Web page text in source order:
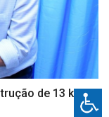
de 13 km